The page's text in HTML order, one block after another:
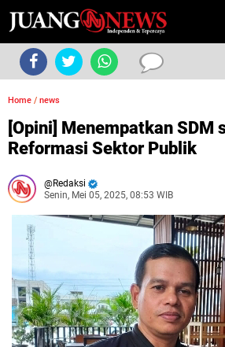
Home / news
[Opini] Menempatkan SDM
Reformasi Sektor Publik
Redaksi
Senin, Mei 05, 2025, 08:53 WIB